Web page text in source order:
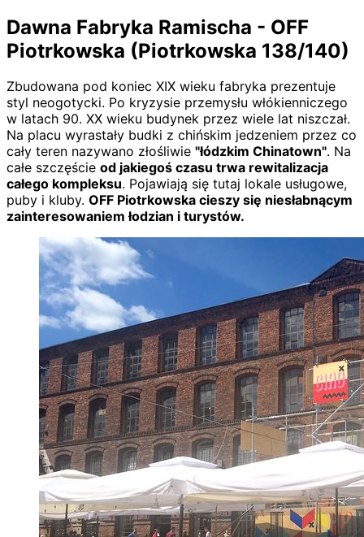
Dawna Fabryka Ramischa - OFF
Piotrkowska (Piotrkowska 138/140)
Zbudowana pod koniec XIX wieku fabryka prezentuje
styl neogotycki. Po kryzysie przemysłu włókienniczego
w latach 90. XX wieku budynek przez wiele lat niszczał.
Na placu wyrastały budki z chińskim jedzeniem przez co
cały teren nazywano złośliwie "łódzkim Chinatown". Na
całe szczęście od jakiegoś czasu trwa rewitalizacja
całego kompleksu. Pojawiają się tutaj lokale usługowe,
puby i kluby. OFF Piotrkowska cieszy się niesłabnącym
zainteresowaniem łodzian i turystów.